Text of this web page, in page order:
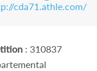
cda71.athle.com/
: 310837